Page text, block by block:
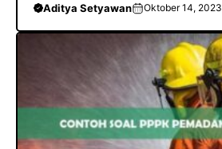
Aditya Setyawan Oktober 14, 2023